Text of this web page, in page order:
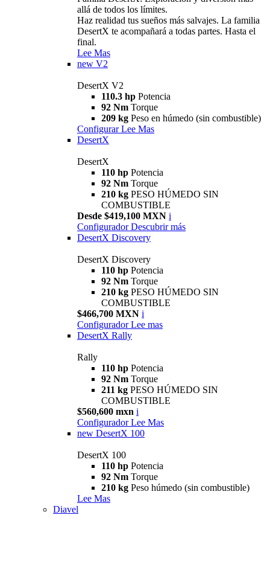
allá de todos los límites.
Haz realidad tus sueños más salvajes. La familia
DesertX te acompañará a todas partes. Hasta el
final.
Lee Mas
new V2
DesertX V2
110.3 hp Potencia
92 Nm Torque
209 kg Peso en húmedo (sin combustible)
Configurar Lee Mas
DesertX
DesertX
110 hp Potencia
92 Nm Torque
210 kg PESO HÚMEDO SIN
COMBUSTIBLE
Desde $419,100 MXN i
Configurador Descubrir más
DesertX Discovery
DesertX Discovery
110 hp Potencia
92 Nm Torque
210 kg PESO HÚMEDO SIN
COMBUSTIBLE
$466,700 MXN i
Configurador Lee mas
DesertX Rally
Rally
110 hp Potencia
92 Nm Torque
211 kg PESO HÚMEDO SIN
COMBUSTIBLE
$560,600 mxn i
Configurador Lee Mas
new DesertX 100
DesertX 100
110 hp Potencia
92 Nm Torque
210 kg Peso húmedo (sin combustible)
Lee Mas
Diavel